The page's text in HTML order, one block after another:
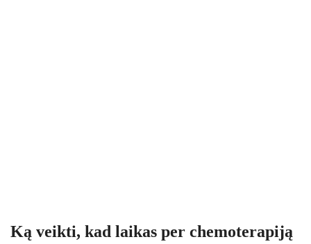
Ką veikti, kad laikas per chemoterapiją